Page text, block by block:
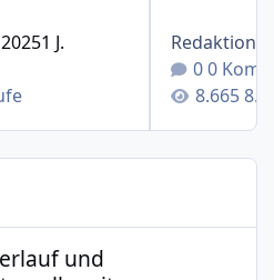
1 J.
Redaktion
0
mit
und